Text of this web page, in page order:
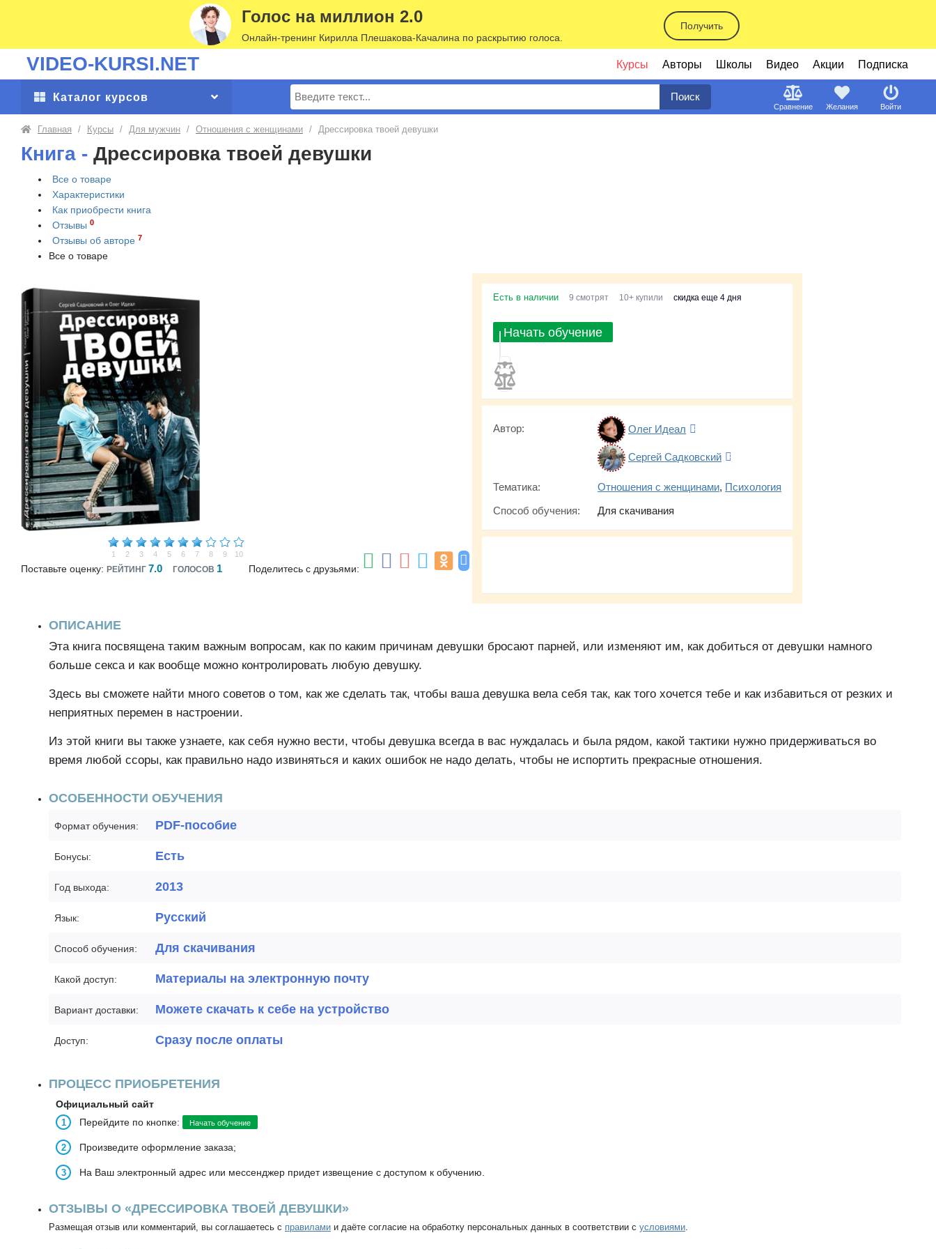
Голос на миллион 2.0
Онлайн-тренинг Кирилла Плешакова-Качалина по раскрытию голоса.
Получить
VIDEO-KURSI.NET Курсы Авторы Школы Видео Акции Подписка
Каталог курсов Поиск Поиск
Сравнение Желания Войти
Главная / Курсы / Для мужчин / Отношения с женщинами / Дрессировка твоей девушки
Книга - Дрессировка твоей девушки
Все о товаре
Характеристики
Как приобрести книга
Отзывы 0
Отзывы об авторе 7
Все о товаре
Поставьте оценку:
10
9
8
7
6
5
4
3
2
1
РЕЙТИНГ 7.0 ГОЛОСОВ 1 Поделитесь с друзьями:
Есть в наличии 9 смотрят 10+ купили скидка еще 4 дня
Начать обучение
Автор: Олег Идеал
Сергей Садковский
Тематика: Отношения с женщинами, Психология
Способ обучения:
Для скачивания
ОПИСАНИЕ
Эта книга посвящена таким важным вопросам, как по каким причинам девушки бросают парней, или изменяют им, как добиться от девушки намного
больше секса и как вообще можно контролировать любую девушку.
Здесь вы сможете найти много советов о том, как же сделать так, чтобы ваша девушка вела себя так, как того хочется тебе и как избавиться от резких и
неприятных перемен в настроении.
Из этой книги вы также узнаете, как себя нужно вести, чтобы девушка всегда в вас нуждалась и была рядом, какой тактики нужно придерживаться во
время любой ссоры, как правильно надо извиняться и каких ошибок не надо делать, чтобы не испортить прекрасные отношения.
ОСОБЕННОСТИ ОБУЧЕНИЯ
Формат обучения: PDF-пособие
Бонусы: Есть
Год выхода: 2013
Язык: Русский
Способ обучения: Для скачивания
Какой доступ: Материалы на электронную почту
Вариант доставки: Можете скачать к себе на устройство
Доступ: Сразу после оплаты
ПРОЦЕСС ПРИОБРЕТЕНИЯ
Официальный сайт
Перейдите по кнопке:
Начать обучение
Произведите оформление заказа;
На Ваш электронный адрес или мессенджер придет извещение с доступом к обучению.
ОТЗЫВЫ О «ДРЕССИРОВКА ТВОЕЙ ДЕВУШКИ»
Размещая отзыв или комментарий, вы соглашаетесь с правилами и даёте согласие на обработку персональных данных в соответствии с условиями.